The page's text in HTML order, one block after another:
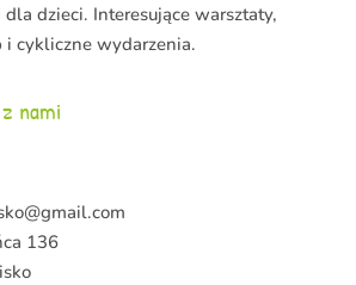
dzieci. Interesujące warsztaty,
i cykliczne wydarzenia.
nami
136